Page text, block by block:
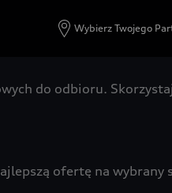
Wybierz Twojego
do odbioru.
ofertę na wybrany